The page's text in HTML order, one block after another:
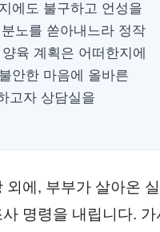
에도 불구하고 언성을
노를 쏟아내느라 정작
육 계획은 어떠한지에
안한 마음에 올바른
고자 상담실을
에, 부부가 살아온 실
명령을 내립니다. 가